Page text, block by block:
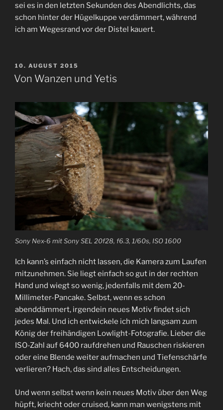
sei es in den letzten Sekunden des Abendlichts, das
schon hinter der Hügelkuppe verdämmert, während
ich am Wegesrand vor der Distel kauert.
VERÖFFENTLICHT
AM
10. AUGUST 2015
Von Wanzen und Yetis
Sony Nex-6 mit Sony SEL 20f28, f6.3, 1/60s, ISO 1600
Ich kann’s einfach nicht lassen, die Kamera zum Laufen
mitzunehmen. Sie liegt einfach so gut in der rechten
Hand und wiegt so wenig, jedenfalls mit dem 20-
Millimeter-Pancake. Selbst, wenn es schon
abenddämmert, irgendein neues Motiv findet sich
jedes Mal. Und ich entwickele ich mich langsam zum
König der freihändigen Lowlight-Fotografie. Lieber die
ISO-Zahl auf 6400 raufdrehen und Rauschen riskieren
oder eine Blende weiter aufmachen und Tiefenschärfe
verlieren? Hach, das sind alles Entscheidungen.
Und wenn selbst wenn kein neues Motiv über den Weg
hüpft, kriecht oder cruised, kann man wenigstens mit